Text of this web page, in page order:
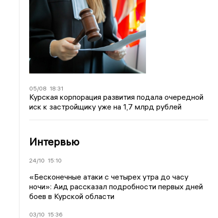
05/08 18:31
Курская корпорация развития подала очередной
иск к застройщику уже на 1,7 млрд рублей
Интервью
24/10 15:10
«Бесконечные атаки с четырех утра до часу
ночи»: Аид рассказал подробности первых дней
боев в Курской области
03/10 15:36